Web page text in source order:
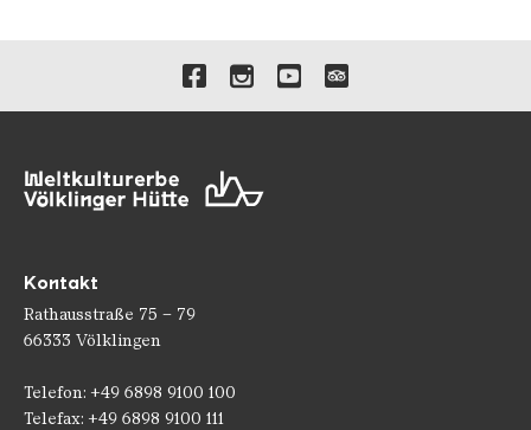
Verlinkungen zu unseren
Kontakt
Rathausstraße 75 – 79
66333 Völklingen
Telefon: +49 6898 9100 100
Telefax: +49 6898 9100 111